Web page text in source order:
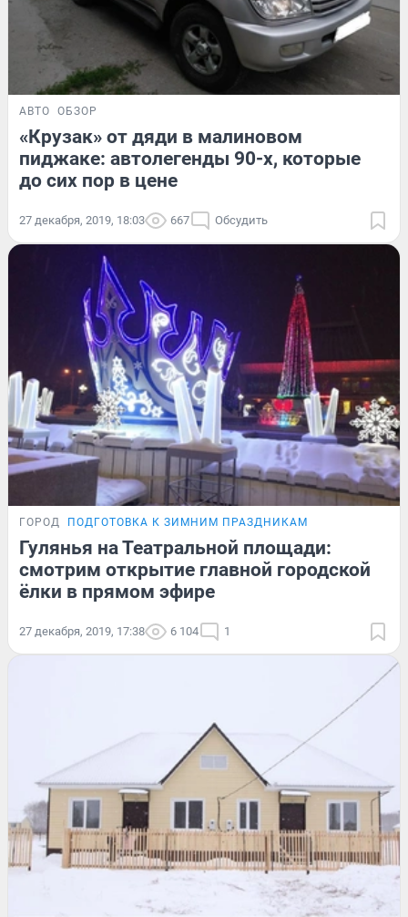
АВТО ОБЗОР
«Крузак» от дяди в малиновом
пиджаке: автолегенды 90-х, которые
до сих пор в цене
27 декабря, 2019, 18:03 667 Обсудить
ГОРОД ПОДГОТОВКА К ЗИМНИМ ПРАЗДНИКАМ
Гулянья на Театральной площади:
смотрим открытие главной городской
ёлки в прямом эфире
27 декабря, 2019, 17:38 6 104 1